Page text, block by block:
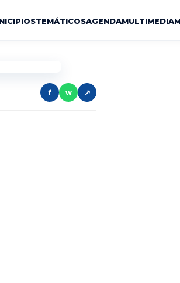
TEMÁTICOSAGENDAMULTIMEDIA
f w ↗